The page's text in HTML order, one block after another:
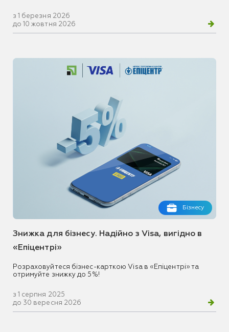
з 1 березня 2026
до 10 жовтня 2026
Бізнесу
Знижка для бізнесу. Надійно з Visa, вигідно в
«Епіцентрі»
Розраховуйтеся бізнес-карткою Visa в «Епіцентрі» та
отримуйте знижку до 5%!
з 1 серпня 2025
до 30 вересня 2026